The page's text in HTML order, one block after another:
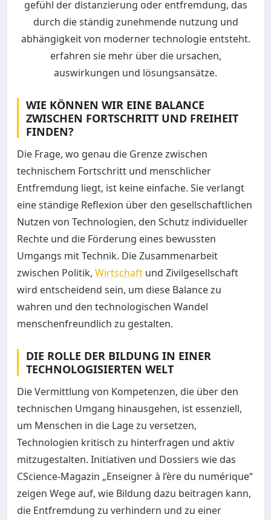
WIE KÖNNEN WIR EINE BALANCE
ZWISCHEN FORTSCHRITT UND FREIHEIT
FINDEN?
Die Frage, wo genau die Grenze zwischen
technischem Fortschritt und menschlicher
Entfremdung liegt, ist keine einfache. Sie verlangt
eine ständige Reflexion über den gesellschaftlichen
Nutzen von Technologien, den Schutz individueller
Rechte und die Förderung eines bewussten
Umgangs mit Technik. Die Zusammenarbeit
zwischen Politik, Wirtschaft und Zivilgesellschaft
wird entscheidend sein, um diese Balance zu
wahren und den technologischen Wandel
menschenfreundlich zu gestalten.
DIE ROLLE DER BILDUNG IN EINER
TECHNOLOGISIERTEN WELT
Die Vermittlung von Kompetenzen, die über den
technischen Umgang hinausgehen, ist essenziell,
um Menschen in die Lage zu versetzen,
Technologien kritisch zu hinterfragen und aktiv
mitzugestalten. Initiativen und Dossiers wie das
CScience-Magazin „Enseigner à l’ère du numérique“
zeigen Wege auf, wie Bildung dazu beitragen kann,
die Entfremdung zu verhindern und zu einer